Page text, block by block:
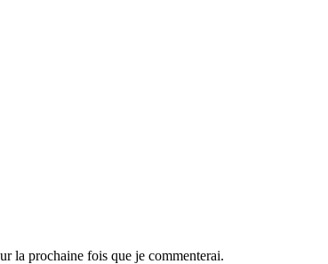
la prochaine fois que je commenterai.